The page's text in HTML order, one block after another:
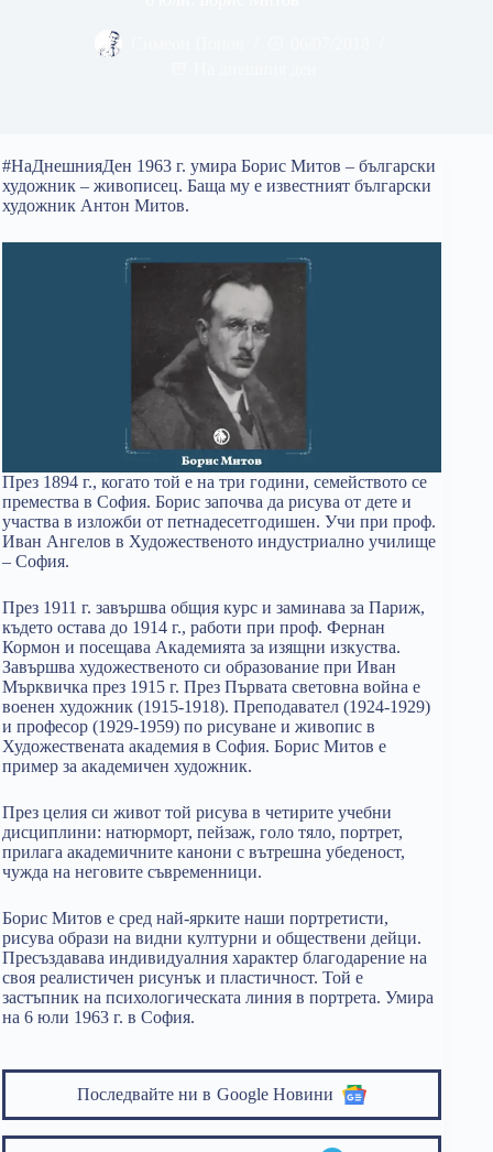
#НаДнешнияДен 1963 г. умира Борис Митов – български
художник – живописец. Баща му е известният български
художник Антон Митов.
През 1894 г., когато той е на три години, семейството се
премества в София. Борис започва да рисува от дете и
участва в изложби от петнадесетгодишен. Учи при проф.
Иван Ангелов в Художественото индустриално училище
– София.
През 1911 г. завършва общия курс и заминава за Париж,
където остава до 1914 г., работи при проф. Фернан
Кормон и посещава Академията за изящни изкуства.
Завършва художественото си образование при Иван
Мърквичка през 1915 г. През Първата световна война е
военен художник (1915-1918). Преподавател (1924-1929)
и професор (1929-1959) по рисуване и живопис в
Художествената академия в София. Борис Митов е
пример за академичен художник.
През целия си живот той рисува в четирите учебни
дисциплини: натюрморт, пейзаж, голо тяло, портрет,
прилага академичните канони с вътрешна убеденост,
чужда на неговите съвременници.
Борис Митов е сред най-ярките наши портретисти,
рисува образи на видни културни и обществени дейци.
Пресъздавава индивидуалния характер благодарение на
своя реалистичен рисунък и пластичност. Той е
застъпник на психологическата линия в портрета. Умира
на 6 юли 1963 г. в София.
Последвайте ни в Google Новини